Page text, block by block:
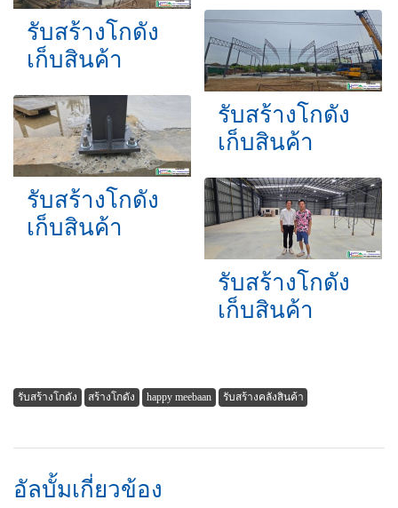
รับสร้างโกดัง
เก็บสินค้า
รับสร้างโกดัง
เก็บสินค้า
รับสร้างโกดัง
เก็บสินค้า
รับสร้างโกดัง
เก็บสินค้า
รับสร้างโกดัง สร้างโกดัง happy meebaan รับสร้างคลังสินค้า
อัลบั้มเกี่ยวข้อง